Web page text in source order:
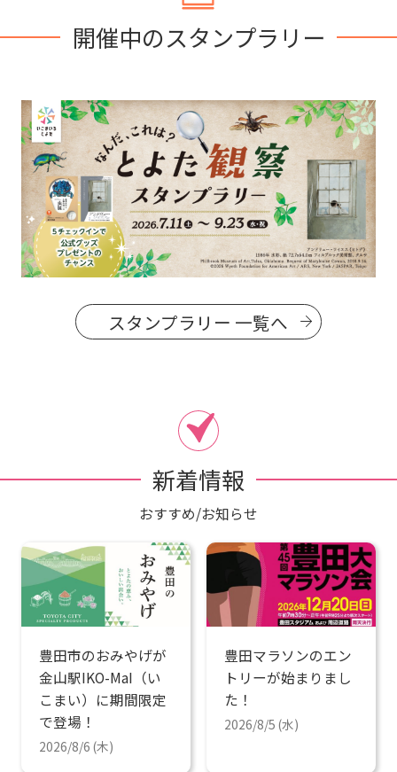
開催中のスタンプラリー
スタンプラリー 一覧へ
新着情報
おすすめ/お知らせ
豊田市のおみやげが
金山駅IKO-MaI（い
こまい）に期間限定
で登場！
2026/8/6 (木)
豊田マラソンのエン
トリーが始まりまし
た！
2026/8/5 (水)